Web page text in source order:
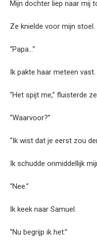
Mijn dochter liep naar mij
Ze knielde voor mijn stoel.
“Papa…”
Ik pakte haar meteen vast.
“Het spijt me,” fluisterde
“Waarvoor?”
“Ik wist dat je eerst zou
Ik schudde onmiddellijk
“Nee.”
Ik keek naar Samuel.
“Nu begrijp ik het.”